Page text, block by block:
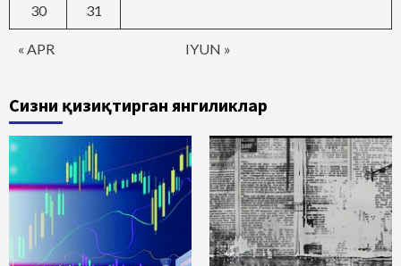
« APR IYUN »
30 31
Сизни қизиқтирган янгиликлар